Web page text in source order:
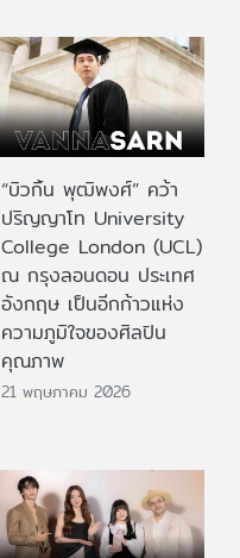
“บิวกิ้น พุฒิพงศ์” คว้า
ปริญญาโท University
College London (UCL)
ณ กรุงลอนดอน ประเทศ
อังกฤษ เป็นอีกก้าวแห่ง
ความภูมิใจของศิลปิน
คุณภาพ
21 พฤษภาคม 2026